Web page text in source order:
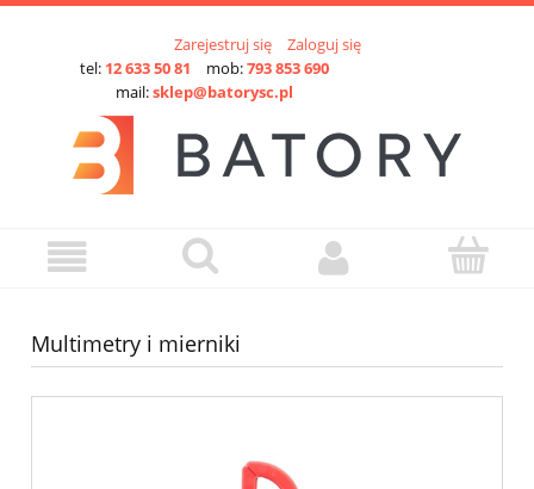
Zarejestruj się
Zaloguj się
tel: 12 633 50 81 mob:793 853 690
mail:sklep@batorysc.pl
Multimetry i mierniki